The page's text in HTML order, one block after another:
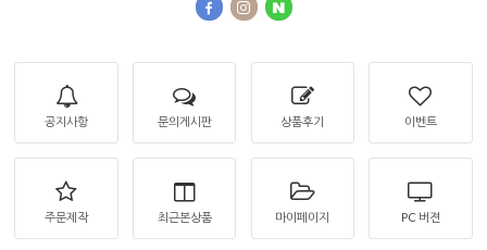
공지사항 문의게시판 상품후기 이벤트
주문제작 최근본상품 마이페이지 PC 버젼